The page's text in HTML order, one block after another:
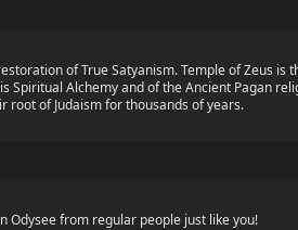
of True Satyanism. Temple of Zeus is
Spiritual Alchemy and of the Ancient Pagan
root of Judaism for thousands of years.
Odysee from regular people just like you!